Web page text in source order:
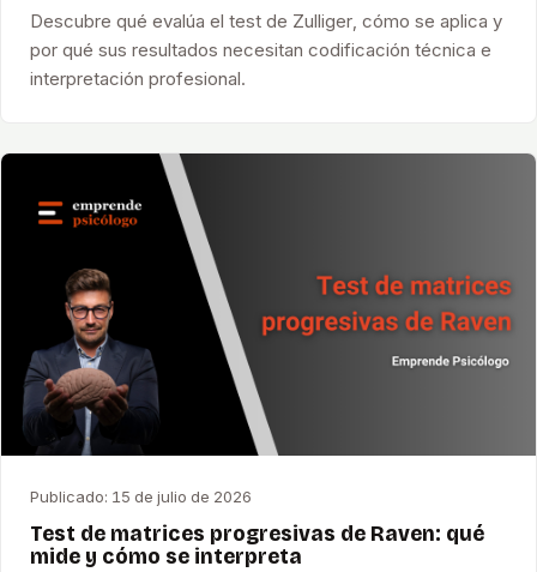
Descubre qué evalúa el test de Zulliger, cómo se aplica y
por qué sus resultados necesitan codificación técnica e
interpretación profesional.
Publicado: 15 de julio de 2026
Test de matrices progresivas de Raven: qué
mide y cómo se interpreta